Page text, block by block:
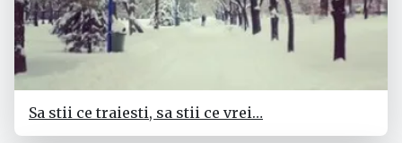
Sa stii ce traiesti, sa stii ce vrei…